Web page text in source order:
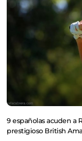
9 españolas acuden a
prestigioso British